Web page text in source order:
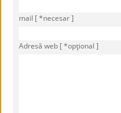
mail [ *necesar ]
Adresă web [ *opţional ]